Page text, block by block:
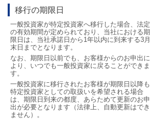
移行の期限日
一般投資家が特定投資家へ移行した場合、法定
の有効期間が定められており、当社における期
限日は、当社承諾日から1年以内に到来する3月
末日までとなります。
なお、期限日以前でも、お客様からのお申出に
より、いつでも一般投資家に戻ることができま
す。
一般投資家に移行されたお客様が期限日以降も
特定投資家としての取扱いを希望される場合
は、期限日到来の都度、あらためて更新のお申
出が必要となります（法律上、自動更新はでき
ません）。